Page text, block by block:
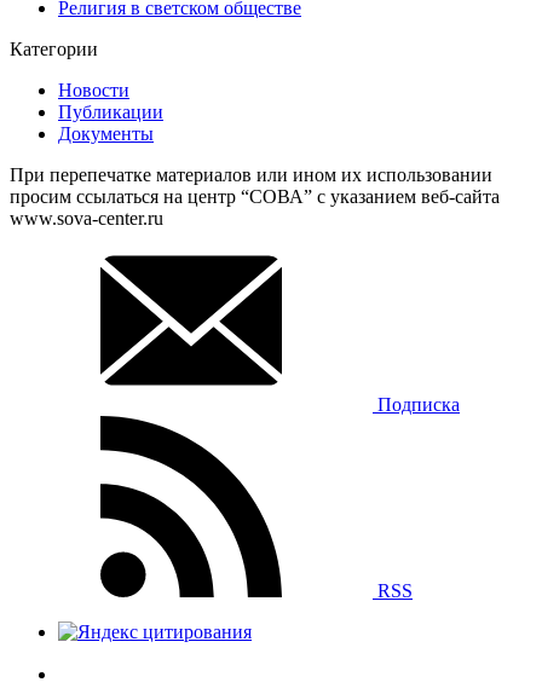
Религия в светском обществе
Категории
Новости
Публикации
Документы
При перепечатке материалов или ином их использовании
просим ссылаться на центр “СОВА” с указанием веб-сайта
www.sova-center.ru
Подписка
RSS